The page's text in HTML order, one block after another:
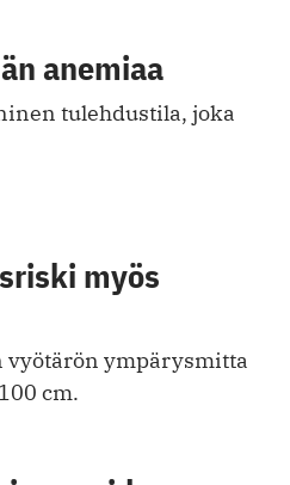
anemiaa
tulehdustila, joka
myös
vyötärön ympärysmitta
cm.